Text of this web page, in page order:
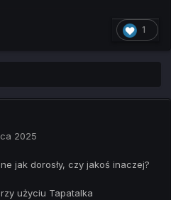
1
2025
jak dorosły, czy jakoś inaczej?
użyciu Tapatalka